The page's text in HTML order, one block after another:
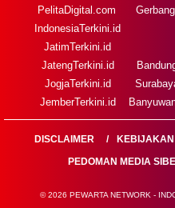
PelitaDigital.com
IndonesiaTerkini.id
JatimTerkini.id
JatengTerkini.id
JogjaTerkini.id
JemberTerkini.id
DISCLAIMER KEBIJAKAN
PEDOMAN MEDIA
© 2026 PEWARTA NETWORK -